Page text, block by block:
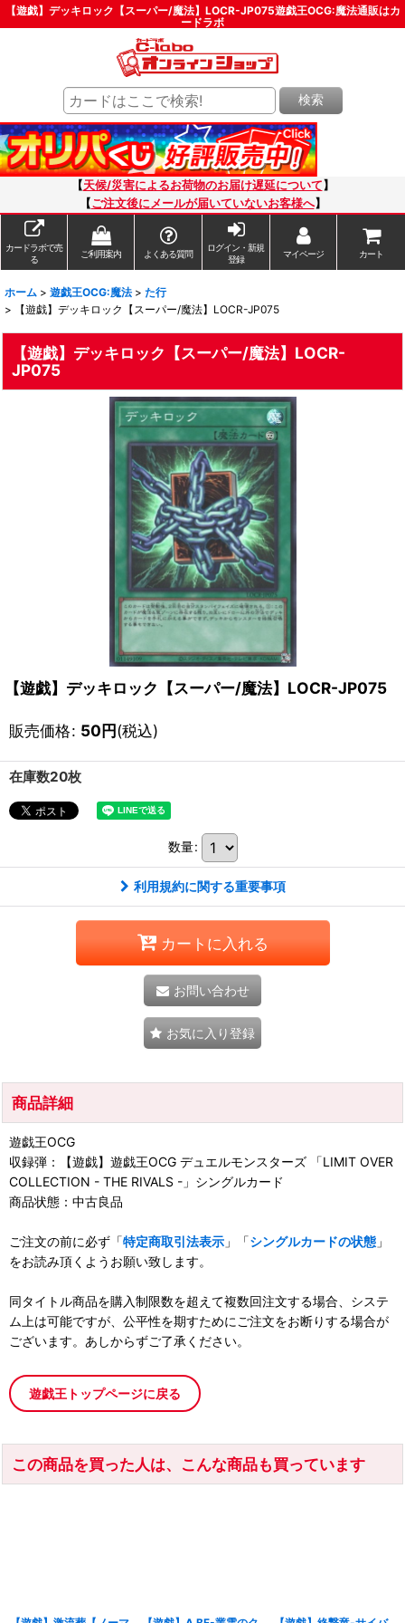
【遊戯】デッキロック【スーパー/魔法】LOCR-JP075遊戯王OCG:魔法通販はカ
ードラボ
検索
【天候/災害によるお荷物のお届け遅延について 】
【ご注文後にメールが届いていないお客様へ】
カードラボで売
る
ご利用案内 よくある質問
ログイン・新規
登録
マイページ カート
ホーム > 遊戯王OCG:魔法 > た行
>
【遊戯】デッキロック【スーパー/魔法】LOCR-JP075
【遊戯】デッキロック【スーパー/魔法】LOCR-
JP075
【遊戯】デッキロック【スーパー/魔法】LOCR-JP075
販売価格: 50円(税込)
在庫数20枚
数量:
利用規約に関する重要事項
カートに入れる
お問い合わせ
お気に入り登録
商品詳細
遊戯王OCG
収録弾：【遊戯】遊戯王OCG デュエルモンスターズ 「LIMIT OVER
COLLECTION - THE RIVALS -」シングルカード
商品状態：中古良品
ご注文の前に必ず「特定商取引法表示 」「シングルカードの状態 」
をお読み頂くようお願い致します。
同タイトル商品を購入制限数を超えて複数回注文する場合、システ
ム上は可能ですが、公平性を期すためにご注文をお断りする場合が
ございます。あしからずご了承ください。
遊戯王トップページに戻る
この商品を買った人は、こんな商品も買っています